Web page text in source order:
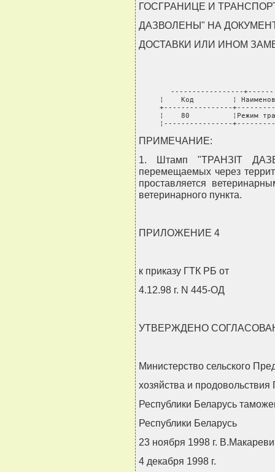
ГОСГРАНИЦЕ И
ДАЗВОЛЕНЫ" НА
ДОСТАВКИ ИЛИ ИНОМ
-----------------
¦    Код         ¦
+----------------
¦    80          ¦Режим
¦----------------
ПРИМЕЧАНИЕ:
1. Штамп "ТРАНЗIТ
перемещаемых через
проставляется
ветеринарного пункта.
ПРИЛОЖЕНИЕ 4
к приказу ГТК РБ от
4.12.98 г. N 445-ОД
УТВЕРЖДЕНО
Министерство сельского
хозяйства и продовольствия
Республики Беларусь
Республики Беларусь
23 ноября 1998 г.
4 декабря 1998 г.